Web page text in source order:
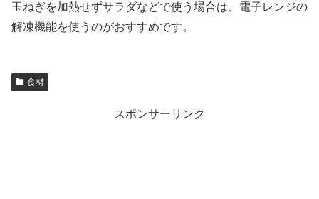
玉ねぎを加熱せずサラダなどで使う場合は、電子レンジの
解凍機能を使うのがおすすめです。
食材
スポンサーリンク